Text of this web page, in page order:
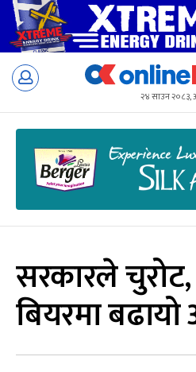
Skip
२४ साउन २०८३,
सरकारले
बियरमा